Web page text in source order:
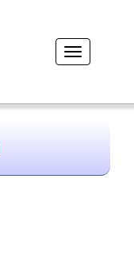
Desplegar
navegación